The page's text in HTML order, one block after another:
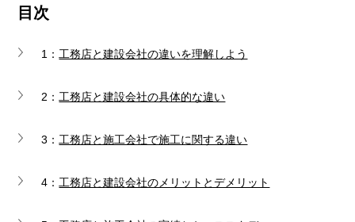
目次
1： 工務店と建設会社の違いを理解しよう
2： 工務店と建設会社の具体的な違い
3： 工務店と施工会社で施工に関する違い
4： 工務店と建設会社のメリットとデメリット